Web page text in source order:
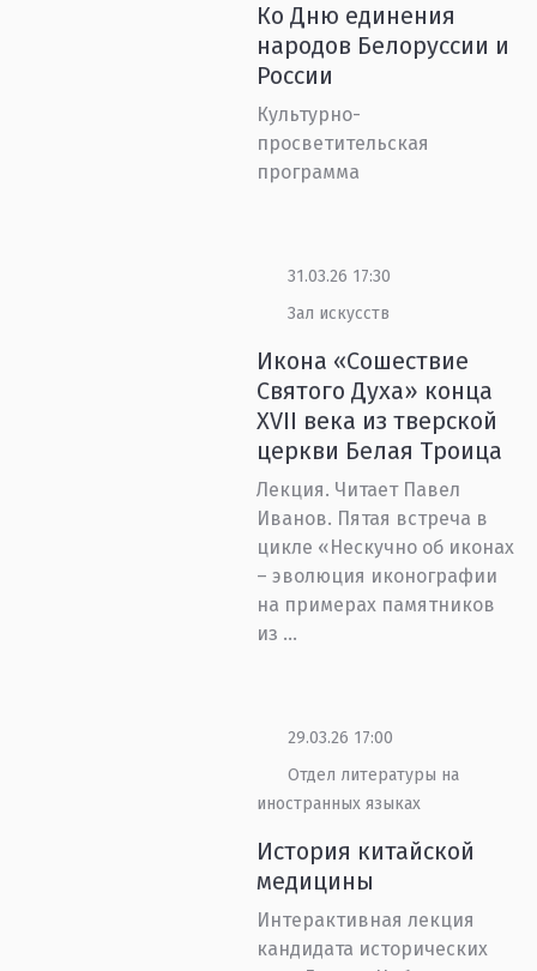
Ко Дню единения
народов Белоруссии и
России
Культурно-
просветительская
программа
31.03.26 17:30
Зал искусств
Икона «Сошествие
Святого Духа» конца
XVII века из тверской
церкви Белая Троица
Лекция. Читает Павел
Иванов. Пятая встреча в
цикле «Нескучно об иконах
– эволюция иконографии
на примерах памятников
из ...
29.03.26 17:00
Отдел литературы на
иностранных языках
История китайской
медицины
Интерактивная лекция
кандидата исторических